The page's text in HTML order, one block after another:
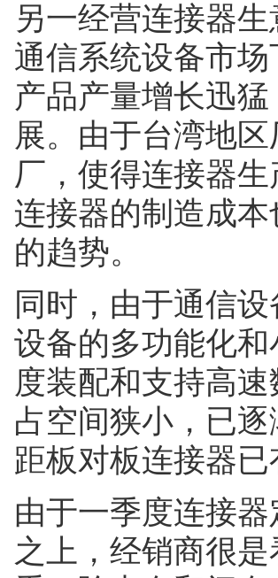
另一经营连接器
通信系统设备市
产品产量增长迅
展。由于台湾地
厂，使得连接器
连接器的制造成
的趋势。
同时，由于通信
设备的多功能化
度装配和支持高
占空间狭小，已
距板对板连接器
由于一季度连接
之上，经销商很